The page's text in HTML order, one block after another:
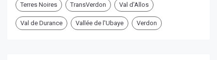
Terres Noires TransVerdon Val d'Allos
Val de Durance Vallée de l'Ubaye Verdon